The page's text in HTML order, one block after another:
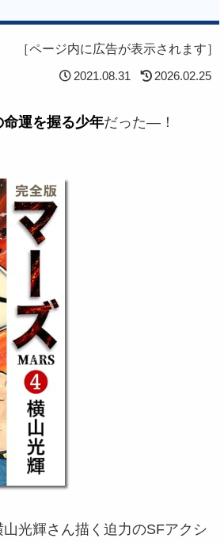
［ページ内に広告が表示されます］
2021.08.31 2026.02.25
命運を握る少年だった―！
光輝さん描く迫力のSFアクシ